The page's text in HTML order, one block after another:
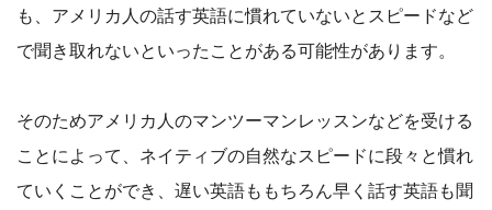
も、アメリカ人の話す英語に慣れていないとスピードなど
で聞き取れないといったことがある可能性があります。
そのためアメリカ人のマンツーマンレッスンなどを受ける
ことによって、ネイティブの自然なスピードに段々と慣れ
ていくことができ、遅い英語ももちろん早く話す英語も聞